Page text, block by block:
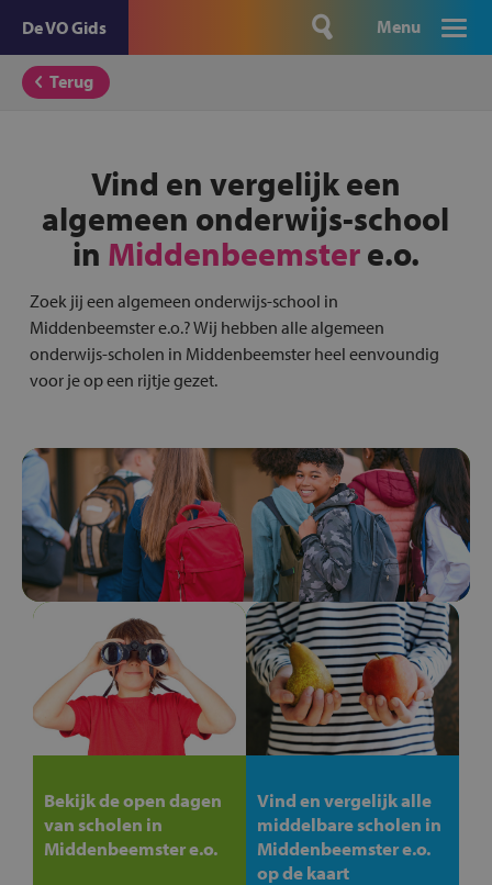
De VO Gids Menu
Terug
Vind en vergelijk een
algemeen onderwijs-school
in Middenbeemstere.o.
Zoek jij een algemeen onderwijs-school in
Middenbeemster e.o.? Wij hebben alle algemeen
onderwijs-scholen in Middenbeemster heel eenvoundig
voor je op een rijtje gezet.
Bekijk de open dagen
van scholen in
Middenbeemster e.o.
Vind en vergelijk alle
middelbare scholen in
Middenbeemster e.o.
op de kaart